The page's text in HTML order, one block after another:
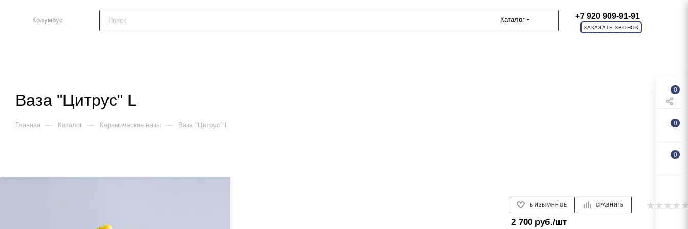
Колумбус Каталог +7 920 909-91-91
ЗАКАЗАТЬ ЗВОНОК
Ваза "Цитрус" L
Главная — Каталог — Керамические вазы — Ваза "Цитрус" L
В ИЗБРАННОЕ СРАВНИТЬ
2 700руб./шт
0
0
0